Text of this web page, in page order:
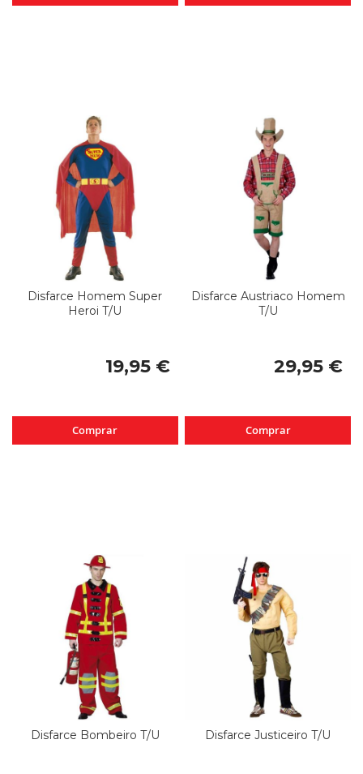
Disfarce Homem Super
Heroi T/U
19,95 €
Comprar
Disfarce Austriaco Homem
T/U
29,95 €
Comprar
Disfarce Bombeiro T/U Disfarce Justiceiro T/U